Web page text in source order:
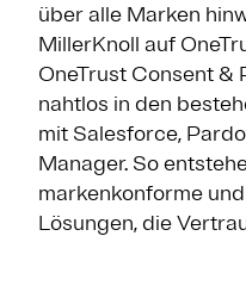
über alle Marken
MillerKnoll auf
OneTrust Consent
nahtlos in den
mit Salesforce,
Manager. So
markenkonforme
Lösungen, die